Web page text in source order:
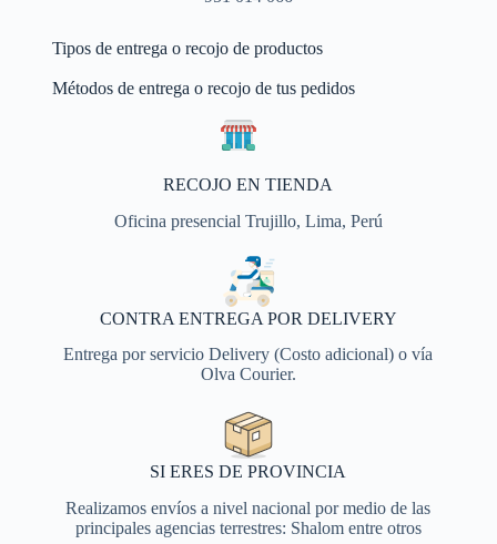
Tipos de entrega o recojo de productos
Métodos de entrega o recojo de tus pedidos
RECOJO EN TIENDA
Oficina presencial Trujillo, Lima, Perú
CONTRA ENTREGA POR DELIVERY
Entrega por servicio Delivery (Costo adicional) o vía
Olva Courier.
SI ERES DE PROVINCIA
Realizamos envíos a nivel nacional por medio de las
principales agencias terrestres: Shalom entre otros